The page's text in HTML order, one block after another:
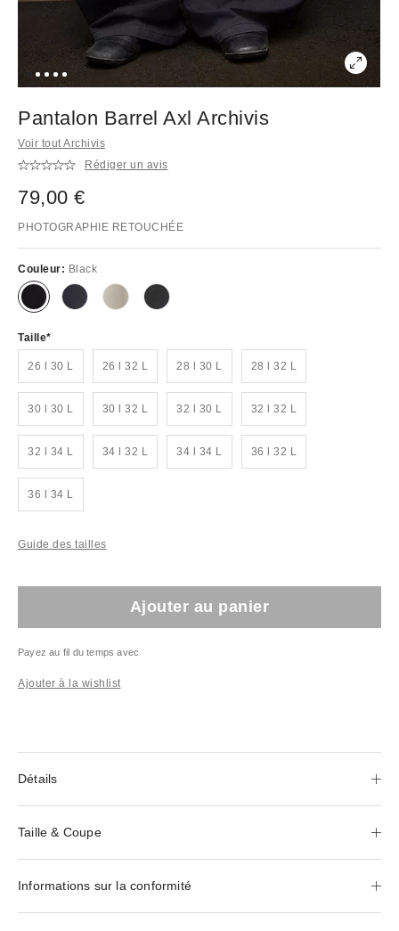
Pantalon Barrel Axl Archivis
Voir tout Archivis
Rédiger un avis
79,00 €
PHOTOGRAPHIE RETOUCHÉE
Couleur: Black
Taille
26 l 30 L 26 l 32 L 28 l 30 L 28 l 32 L
30 l 30 L 30 l 32 L 32 l 30 L 32 l 32 L
32 l 34 L 34 l 32 L 34 l 34 L 36 l 32 L
36 l 34 L
Guide des tailles
Ajouter au panier
Payez au fil du temps avec
Ajouter à la wishlist
Détails
Taille & Coupe
Informations sur la conformité